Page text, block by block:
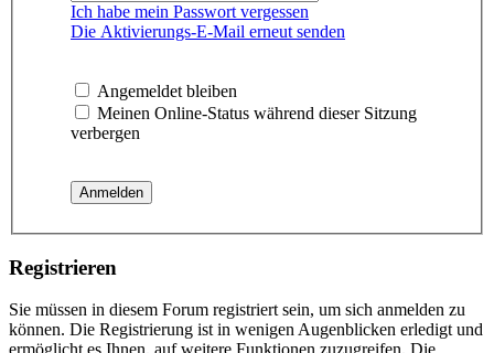
Ich habe mein Passwort vergessen
Die Aktivierungs-E-Mail erneut senden
Angemeldet bleiben
Meinen Online-Status während dieser Sitzung
verbergen
Registrieren
Sie müssen in diesem Forum registriert sein, um sich anmelden zu
können. Die Registrierung ist in wenigen Augenblicken erledigt und